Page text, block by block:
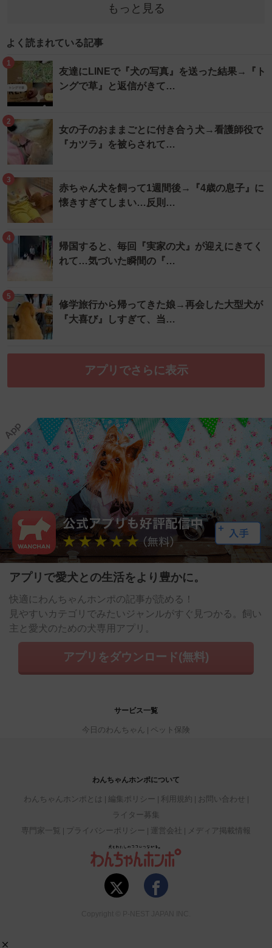
もっと見る
よく読まれている記事
1
友達にLINEで『犬の写真』を送った結果→『ト
ングで草』と返信がきて…
2
女の子のおままごとに付き合う犬→看護師役で
『カツラ』を被らされて…
3
赤ちゃん犬を飼って1週間後→『4歳の息子』に
懐きすぎてしまい…反則…
4
帰国すると、毎回『実家の犬』が迎えにきてく
れて…気づいた瞬間の『…
5
修学旅行から帰ってきた娘→再会した大型犬が
『大喜び』しすぎて、当…
アプリでさらに表示
アプリで愛犬との生活をより豊かに。
快適にわんちゃんホンポの記事が読める！
見やすいカテゴリでみたいジャンルがすぐ見つかる。飼い
主と愛犬のための犬専用アプリ。
アプリをダウンロード(無料)
サービス一覧
今日のわんちゃん ペット保険
わんちゃんホンポについて
わんちゃんホンポとは 編集ポリシー 利用規約
お問い合わせ
ライター募集
専門家一覧
プライバシーポリシー 運営会社 メディア掲載情報